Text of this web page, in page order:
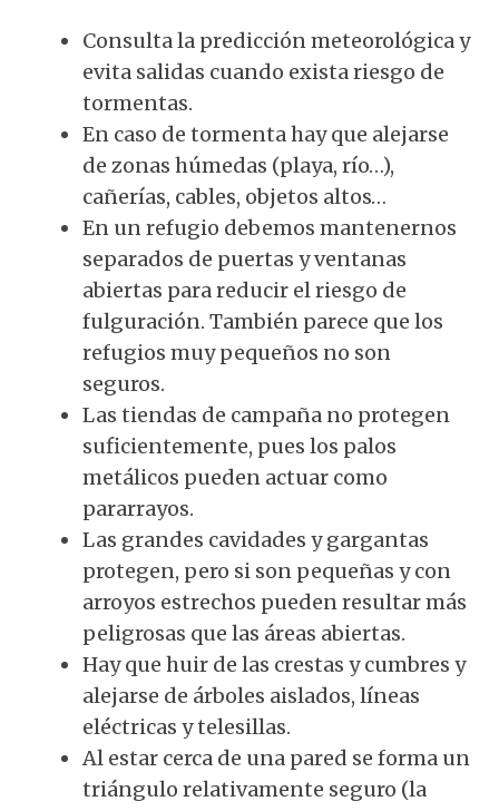
Consulta la predicción meteorológica y
evita salidas cuando exista riesgo de
tormentas.
En caso de tormenta hay que alejarse
de zonas húmedas (playa, río…),
cañerías, cables, objetos altos…
En un refugio debemos mantenernos
separados de puertas y ventanas
abiertas para reducir el riesgo de
fulguración. También parece que los
refugios muy pequeños no son
seguros.
Las tiendas de campaña no protegen
suficientemente, pues los palos
metálicos pueden actuar como
pararrayos.
Las grandes cavidades y gargantas
protegen, pero si son pequeñas y con
arroyos estrechos pueden resultar más
peligrosas que las áreas abiertas.
Hay que huir de las crestas y cumbres y
alejarse de árboles aislados, líneas
eléctricas y telesillas.
Al estar cerca de una pared se forma un
triángulo relativamente seguro (la